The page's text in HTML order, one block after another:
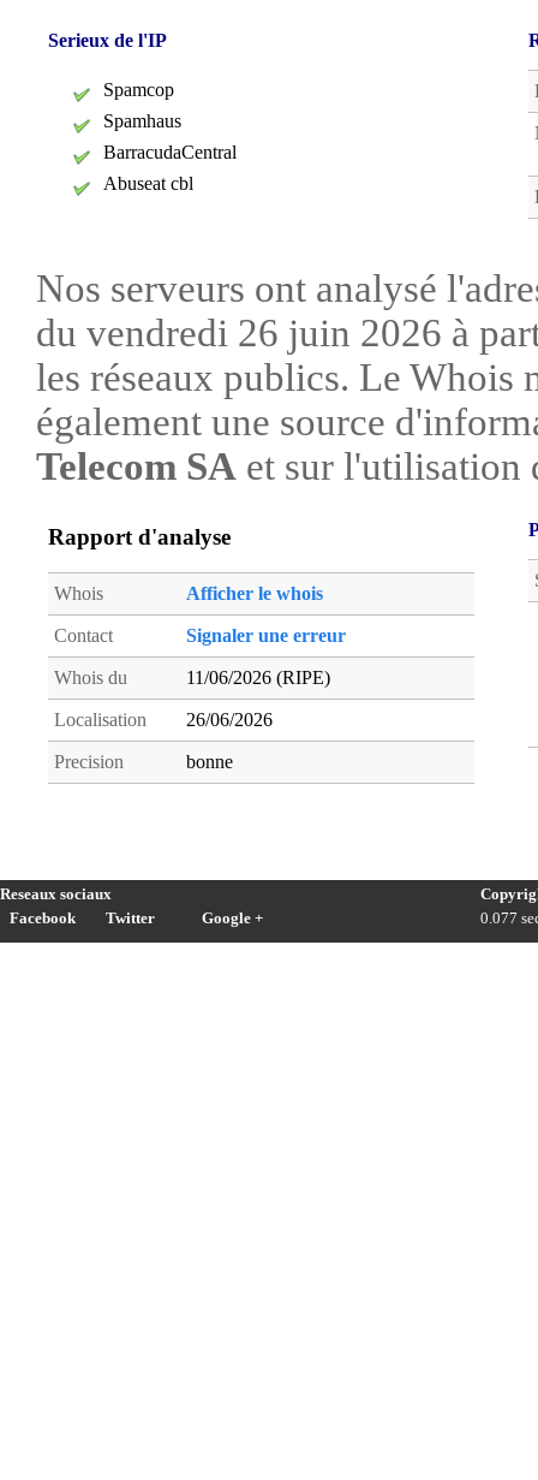
Serieux de l'IP
Spamcop
Spamhaus
BarracudaCentral
Abuseat cbl
Nos serveurs ont analysé
du vendredi 26 juin 2026 à
les réseaux publics. Le Whois
également une source
Telecom SA et sur l'utilisation
Rapport d'analyse
Whois Afficher le whois
Contact Signaler une erreur
Whois du 11/06/2026 (RIPE)
Localisation 26/06/2026
Precision bonne
Reseaux sociaux
Facebook
Twitter Google +
0.077